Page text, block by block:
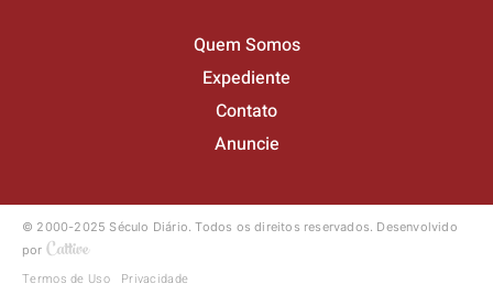
Quem Somos
Expediente
Contato
Anuncie
© 2000-2025 Século Diário.Todos os direitos reservados. Desenvolvido
por
Termos de Uso Privacidade